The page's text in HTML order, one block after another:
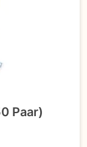
Paar)